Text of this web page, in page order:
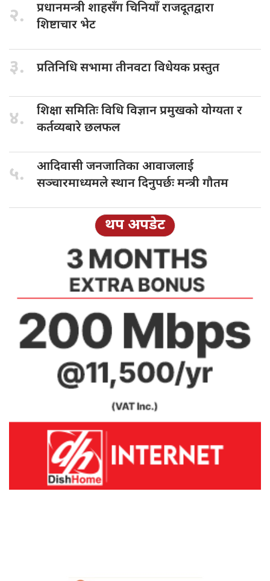
२. प्रधानमन्त्री शाहसँगचिनियाँ राजदूतद्वारा
शिष्टाचार भेट
३. प्रतिनिधि सभामातीनवटा विधेयक प्रस्तुत
४. शिक्षा समितिःविधि विज्ञान प्रमुखको योग्यता र
कर्तव्यबारे छलफल
५. आदिवासी जनजातिकाआवाजलाई
सञ्चारमाध्यमले स्थान दिनुपर्छः मन्त्री गौतम
थप अपडेट